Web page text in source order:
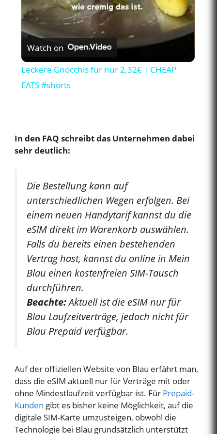
y
V
i
Watch on
Leckere Gnocchis für nur 2,32€ | CHEAP
EATS #shorts
In den FAQ schreibt das Unternehmen dabei
sehr deutlich:
Die Bestellung kann auf
unterschiedlichen Wegen erfolgen. Bei
einem neuen Handytarif kannst du die
eSIM direkt im Warenkorb auswählen.
Falls du bereits einen bestehenden
Vertrag hast, kannst du online in Mein
Blau einen kostenfreien SIM-Tausch
durchführen.
Beachte:Aktuell ist die eSIM nur für
Blau Laufzeitverträge, jedoch nicht für
Blau Prepaid verfügbar.
Auf der offiziellen Website von Blau erfährt man,
dass die eSIM aktuell nur für Verträge mit oder
ohne Mindestlaufzeit verfügbar ist. Für Prepaid-
Kunden gibt es bisher keine Möglichkeit, auf die
digitale SIM-Karte umzusteigen, obwohl die
Technologie bei Blau grundsätzlich unterstützt